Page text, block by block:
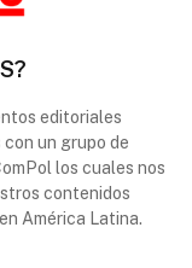
editoriales
un grupo de
los cuales nos
contenidos
América Latina.